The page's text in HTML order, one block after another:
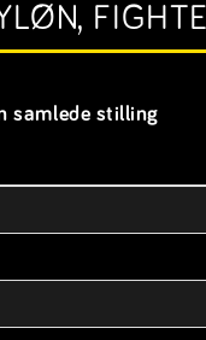
samlede stilling